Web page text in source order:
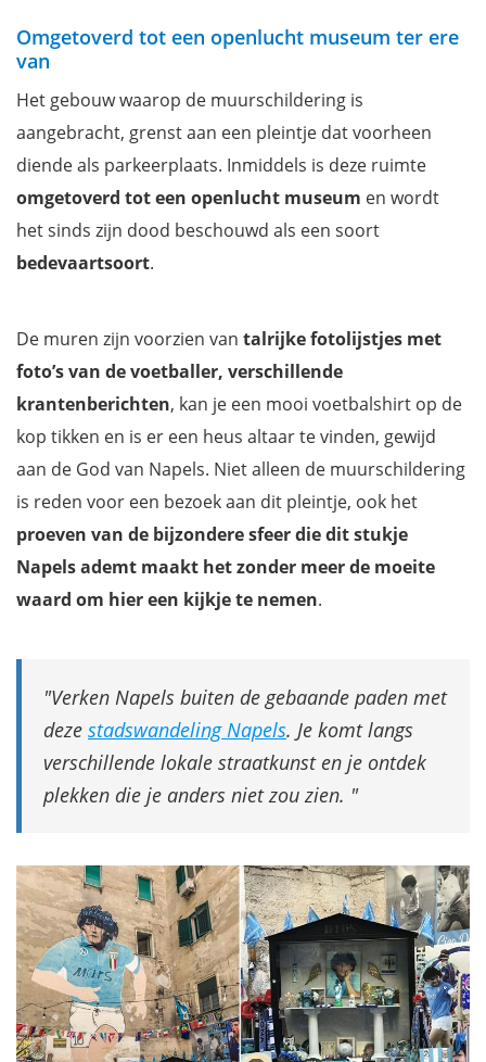
Omgetoverd tot een openlucht museum ter ere
van
Het gebouw waarop de muurschildering is
aangebracht, grenst aan een pleintje dat voorheen
diende als parkeerplaats. Inmiddels is deze ruimte
omgetoverd tot een openlucht museum en wordt
het sinds zijn dood beschouwd als een soort
bedevaartsoort.
De muren zijn voorzien van talrijke fotolijstjes met
foto’s van de voetballer, verschillende
krantenberichten, kan je een mooi voetbalshirt op de
kop tikken en is er een heus altaar te vinden, gewijd
aan de God van Napels. Niet alleen de muurschildering
is reden voor een bezoek aan dit pleintje, ook het
proeven van de bijzondere sfeer die dit stukje
Napels ademt maakt het zonder meer de moeite
waard om hier een kijkje te nemen.
Verken Napels buiten de gebaande paden met
deze stadswandeling Napels. Je komt langs
verschillende lokale straatkunst en je ontdek
plekken die je anders niet zou zien.